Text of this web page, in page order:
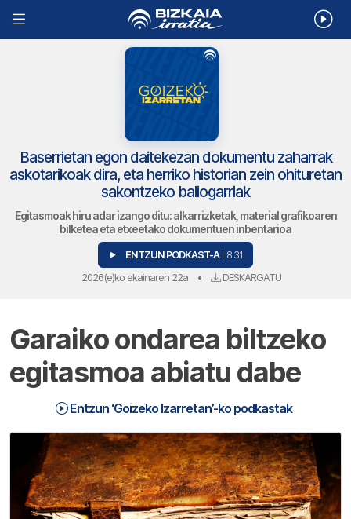
Baserrietan egon daitekezan dokumentu zaharrak
askotarikoak dira, eta herriko historian zein ohituretan
sakontzeko baliogarriak
Egitasmoak hiru adar izango ditu: alkarrizketak, material grafikoaren
bilketea eta etxeetako dokumentuen inbentarioa
ENTZUN PODKAST-A | 8:31
2026(e)ko ekainaren 22a • DESKARGATU
Garaiko ondarea biltzeko
egitasmoa abiatu dabe
Entzun ‘Goizeko Izarretan’-ko podkastak